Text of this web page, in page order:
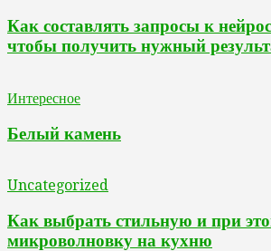
Как составлять запросы к
чтобы получить нужный
Интересное
Белый камень
Uncategorized
Как выбрать стильную и при
микроволновку на кухню